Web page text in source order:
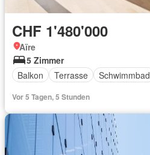
CHF 1'480'000
Aïre
5 Zimmer
Balkon
Terrasse Schwimmbad
Vor 5 Tagen, 5 Stunden